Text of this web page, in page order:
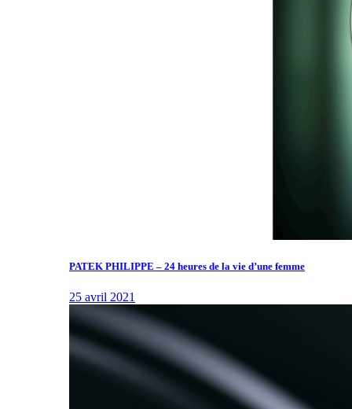
PATEK PHILIPPE – 24 heures de la vie d’une femme
25 avril 2021